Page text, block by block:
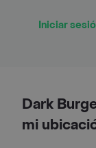
Iniciar
Dark
mi